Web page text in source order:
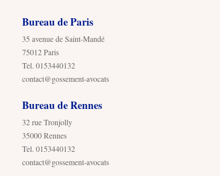
Bureau de Paris
35 avenue de Saint-Mandé
75012 Paris
Tel. 0153440132
contact@gossement-avocats
Bureau de Rennes
32 rue Tronjolly
35000 Rennes
Tel. 0153440132
contact@gossement-avocats